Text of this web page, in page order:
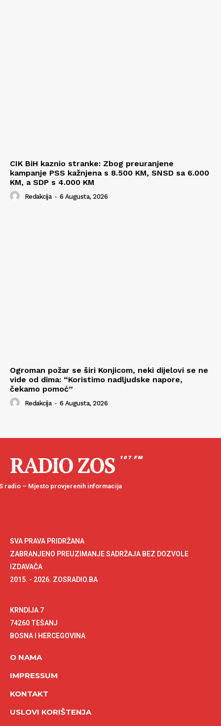
CIK BiH kaznio stranke: Zbog preuranjene
kampanje PSS kažnjena s 8.500 KM, SNSD sa 6.000
KM, a SDP s 4.000 KM
Redakcija - 6 Augusta, 2026
Ogroman požar se širi Konjicom, neki dijelovi se ne
vide od dima: “Koristimo nadljudske napore,
čekamo pomoć”
Redakcija - 6 Augusta, 2026
RADIO ZOS 107 FM
radio – Mjesto provjerenih informacija
SVA PRAVA PRIDRŽANA
ZABRANJENO PREUZIMANJE SADRŽAJA BEZ DOZVOLE
IZDAVAČA
2015. - 2026. ZOSRADIO.BA
KRNDIJA 7
74260 TEŠANJ
BOSNA I HERCEGOVINA
O NAMA
IMPRESSUM
KONTAKT
USLOVI KORIŠTENJA